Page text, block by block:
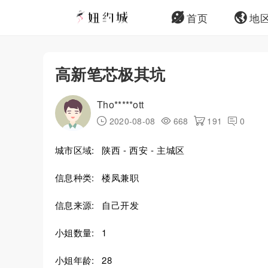
首页 地
高新笔芯极其坑
Tho*****ott
2020-08-08 668 191 0
城市区域: 陕西 - 西安 - 主城区
信息种类: 楼凤兼职
信息来源: 自己开发
小姐数量: 1
小姐年龄: 28